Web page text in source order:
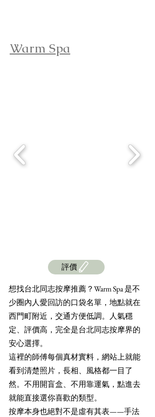
Warm Spa
評價
想找台北同志按摩推薦？Warm Spa 是不
少圈內人愛回訪的口袋名單，地點就在
西門町附近，交通方便低調。人氣穩
定、評價高，完全是台北同志按摩界的
安心選擇。
這裡的師傅每個真材實料，網站上就能
看到清楚照片，長相、風格都一目了
然。不用開盲盒、不用靠運氣，點進去
就能直接選你喜歡的類型。
按摩本身也絕對不是虛有其表——手法